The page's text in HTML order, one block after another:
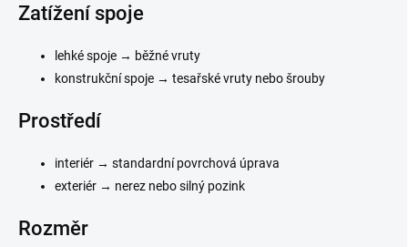
Zatížení spoje
lehké spoje → běžné vruty
konstrukční spoje → tesařské vruty nebo šrouby
Prostředí
interiér → standardní povrchová úprava
exteriér → nerez nebo silný pozink
Rozměr